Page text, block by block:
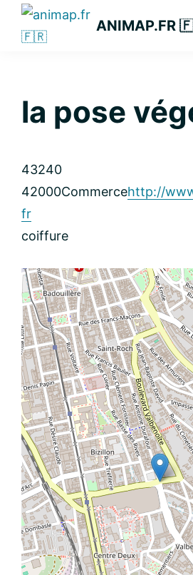
Passer
principale
Passer
Passer
latérale
principale
ANIMAP.FR
la pose
43240
42000Commercehttp://
fr
coiffure